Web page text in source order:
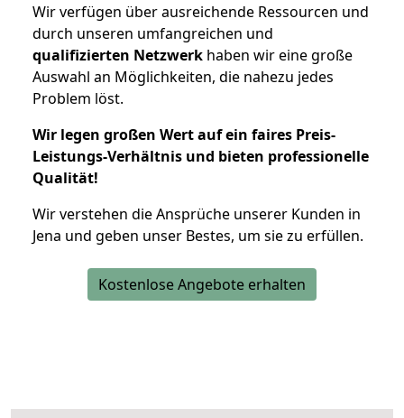
Wir verfügen über ausreichende Ressourcen und
durch unseren umfangreichen und
qualifizierten Netzwerk haben wir eine große
Auswahl an Möglichkeiten, die nahezu jedes
Problem löst.
Wir legen großen Wert auf ein faires Preis-
Leistungs-Verhältnis und bieten professionelle
Qualität!
Wir verstehen die Ansprüche unserer Kunden in
Jena und geben unser Bestes, um sie zu erfüllen.
Kostenlose Angebote erhalten